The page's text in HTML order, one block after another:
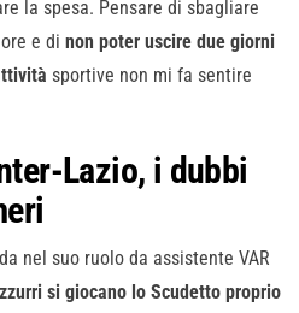
la spesa. Pensare di sbagliare
e di non poter uscire due giorni
sportive non mi fa sentire
Lazio, i dubbi
nel suo ruolo da assistente VAR
si giocano lo Scudetto proprio